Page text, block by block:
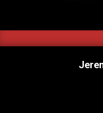
DO
INFERNO
Navigation